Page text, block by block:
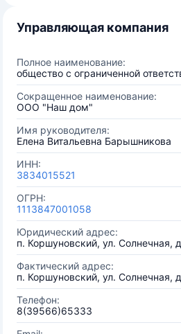
Управляющая компания
Полное наименование:
общество с ограниченной
Сокращенное наименование:
ООО "Наш дом"
Имя руководителя:
Елена Витальевна Барышникова
ИНН:
3834015521
ОГРН:
1113847001058
Юридический адрес:
п. Коршуновский, ул. Солнечная,
Фактический адрес:
п. Коршуновский, ул. Солнечная,
Телефон:
8(39566)65333